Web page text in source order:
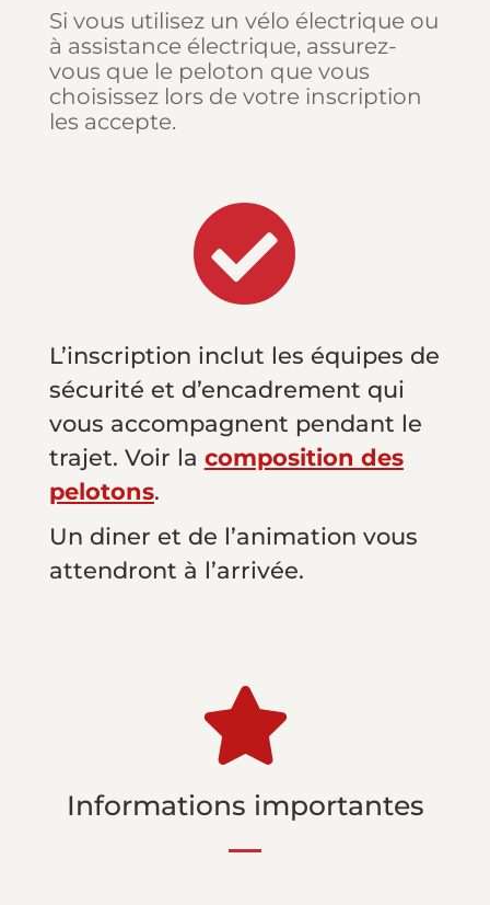
Si vous utilisez un vélo électrique ou
à assistance électrique, assurez-
vous que le peloton que vous
choisissez lors de votre inscription
les accepte.

L’inscription inclut les équipes de
sécurité et d’encadrement qui
vous accompagnent pendant le
trajet. Voir la composition des
pelotons.
Un diner et de l’animation vous
attendront à l’arrivée.

Informations importantes